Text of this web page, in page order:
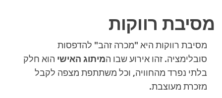
מסיבת רווקות
מסיבת רווקות היא "מכרה זהב" להדפסות
סובלימציה. זהו אירוע שבו המיתוג האישי הוא חלק
בלתי נפרד מהחוויה, וכל משתתפת מצפה לקבל
מזכרת מעוצבת.